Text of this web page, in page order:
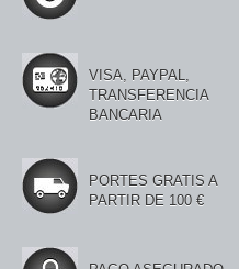
VISA, PAYPAL,
TRANSFERENCIA
BANCARIA
PORTES GRATIS A
PARTIR DE 100 €